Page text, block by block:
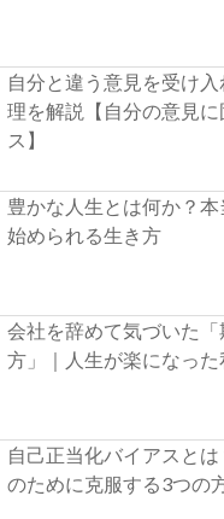
自分と違う意見を受け
理を解説【自分の意見
ス】
豊かな人生とは何か？
始められる生き方
会社を辞めて気づいた「
方」｜人生が楽になっ
自己正当化バイアスと
のために克服する3つの